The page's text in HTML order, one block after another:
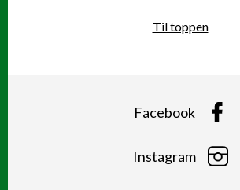
Til toppen
Facebook
Instagram